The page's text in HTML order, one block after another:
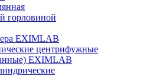
горловиной
EXIMLAB
центрифужные
EXIMLAB